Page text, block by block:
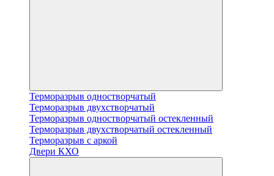
Терморазрыв одностворчатый
Терморазрыв двухстворчатый
Терморазрыв одностворчатый остекленный
Терморазрыв двухстворчатый остекленный
Терморазрыв с аркой
Двери КХО